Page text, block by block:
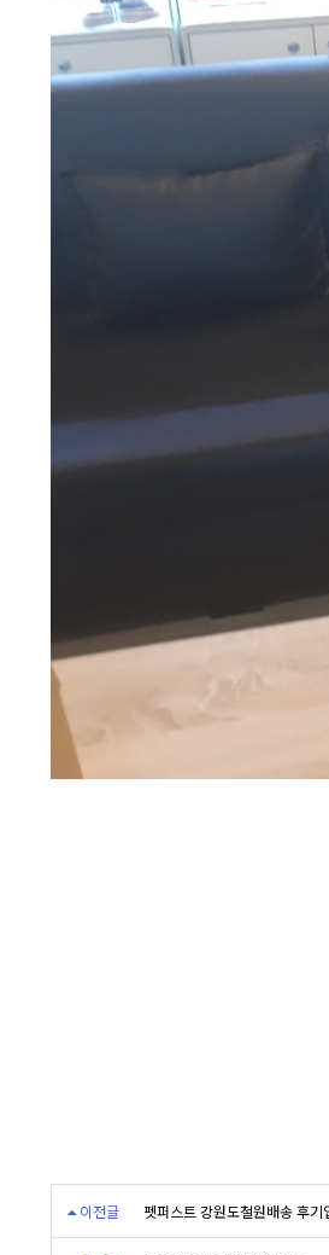
이전글 펫퍼스트 강원도철원배송 후기